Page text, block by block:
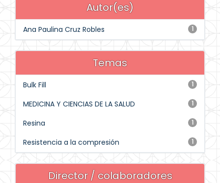
Autor(es)
1
Ana Paulina Cruz Robles
Temas
1
Bulk Fill
1
MEDICINA Y CIENCIAS DE LA SALUD
1
Resina
1
Resistencia a la compresión
Director / colaboradores